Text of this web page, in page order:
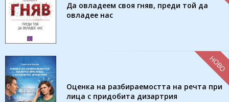
Да овладеем своя гняв, преди той да
овладее нас
Оценка на разбираемостта на речта при
лица с придобита дизартрия
НОВО